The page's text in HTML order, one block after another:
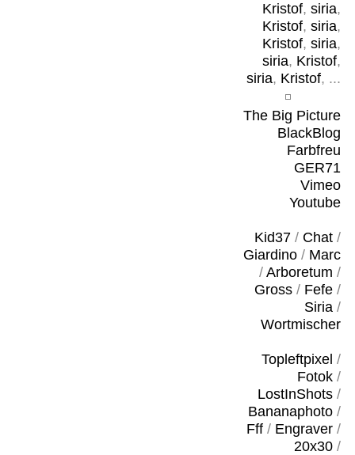
Kristof, siria,
Kristof, siria,
Kristof, siria,
siria, Kristof,
siria, Kristof, ...
The Big Picture
BlackBlog
Farbfreu
GER71
Vimeo
Youtube
Kid37/ Chat/
Giardino/ Marc
/ Arboretum /
Gross/ Fefe/
Siria/
Wortmischer
Topleftpixel /
Fotok/
LostInShots/
Bananaphoto/
Fff/ Engraver/
20x30/